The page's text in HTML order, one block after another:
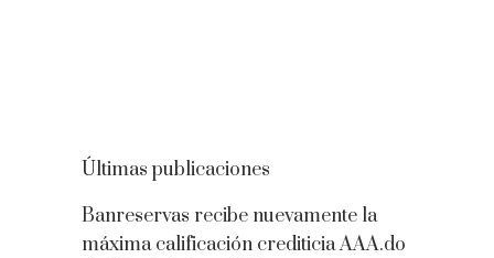
Últimas publicaciones
Banreservas recibe nuevamente la
máxima calificación crediticia AAA.do